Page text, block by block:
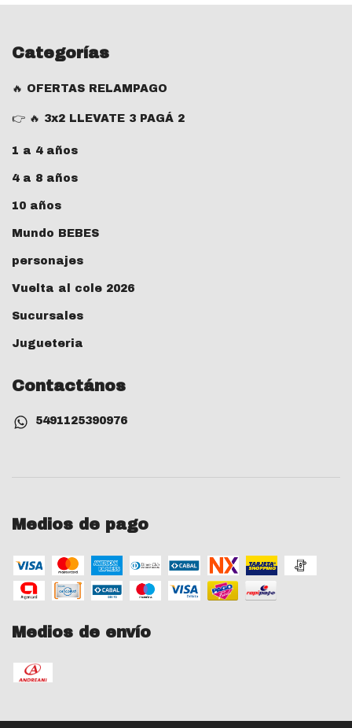
Categorías
🔥 OFERTAS RELAMPAGO
👉 🔥 3x2 LLEVATE 3 PAGÁ 2
1 a 4 años
4 a 8 años
10 años
Mundo BEBES
personajes
Vuelta al cole 2026
Sucursales
Jugueteria
Contactános
5491125390976
Medios de pago
Medios de envío